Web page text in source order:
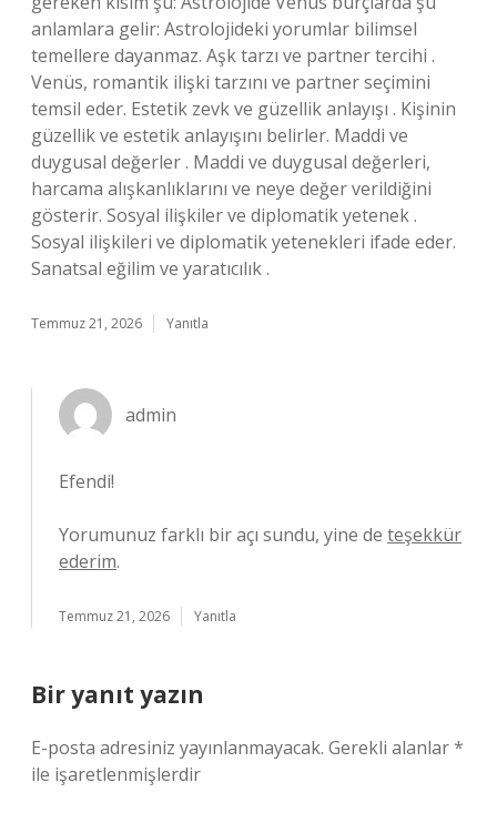
anlamlara gelir: Astrolojideki yorumlar bilimsel
temellere dayanmaz. Aşk tarzı ve partner tercihi .
Venüs, romantik ilişki tarzını ve partner seçimini
temsil eder. Estetik zevk ve güzellik anlayışı . Kişinin
güzellik ve estetik anlayışını belirler. Maddi ve
duygusal değerler . Maddi ve duygusal değerleri,
harcama alışkanlıklarını ve neye değer verildiğini
gösterir. Sosyal ilişkiler ve diplomatik yetenek .
Sosyal ilişkileri ve diplomatik yetenekleri ifade eder.
Sanatsal eğilim ve yaratıcılık .
Temmuz 21, 2026 Yanıtla
admin
Efendi!
Yorumunuz farklı bir açı sundu, yine de teşekkür
ederim.
Temmuz 21, 2026 Yanıtla
Bir yanıt yazın
E-posta adresiniz yayınlanmayacak. Gerekli alanlar*
ile işaretlenmişlerdir